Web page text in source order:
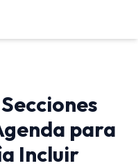
para
Incluir